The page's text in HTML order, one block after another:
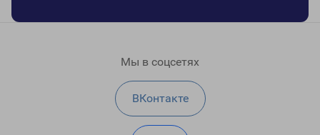
Мы в соцсетях
ВКонтакте